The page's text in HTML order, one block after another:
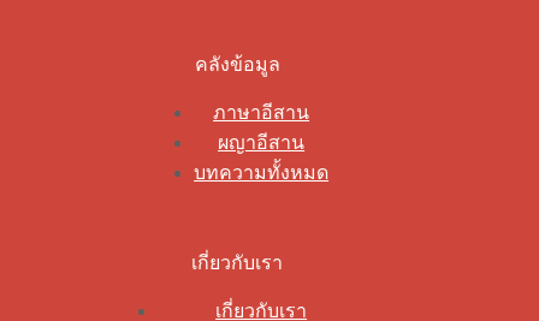
คลังข้อมูล
ภาษาอีสาน
ผญาอีสาน
บทความทั้งหมด
เกี่ยวกับเรา
เกี่ยวกับเรา